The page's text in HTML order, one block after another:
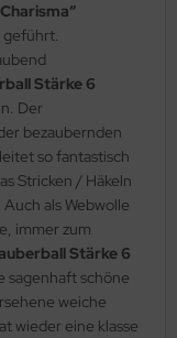
geführt.
Stärke 6
Der
bezaubernden
so fantastisch
Stricken / Häkeln
als Webwolle
immer zum
Stärke 6
sagenhaft schöne
weiche
wieder eine klasse